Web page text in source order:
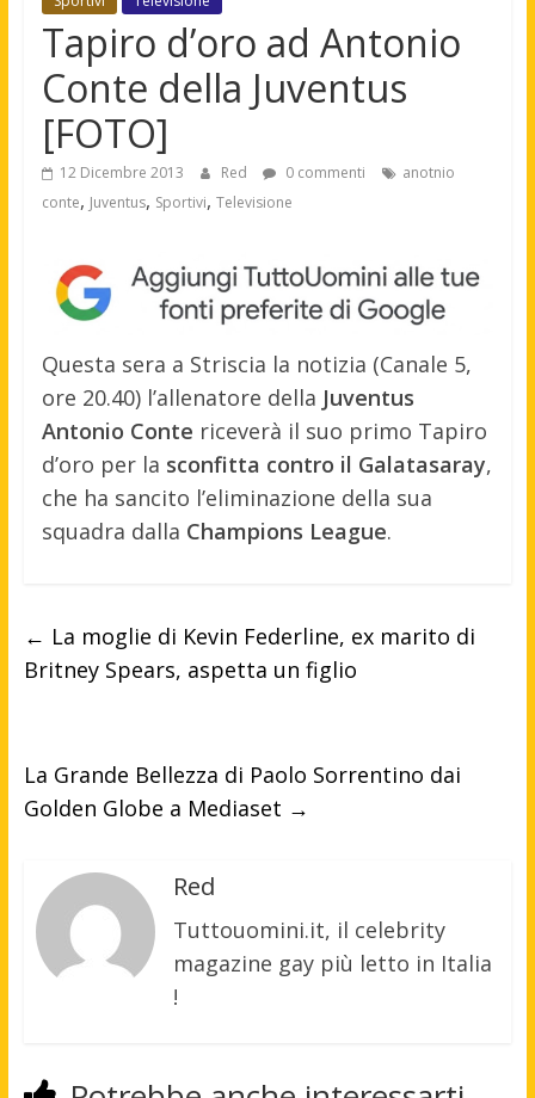
Tapiro d’oro ad Antonio
Conte della Juventus
[FOTO]
12 Dicembre 2013 Red 0 commenti
anotnio
conte, Juventus, Sportivi, Televisione
Questa sera a Striscia la notizia (Canale 5,
ore 20.40) l’allenatore della Juventus
Antonio Conte riceverà il suo primo Tapiro
d’oro per la sconfitta contro il Galatasaray,
che ha sancito l’eliminazione della sua
squadra dalla Champions League.
← La moglie di Kevin Federline, ex marito di
Britney Spears, aspetta un figlio
La Grande Bellezza di Paolo Sorrentino dai
Golden Globe a Mediaset →
Red
Tuttouomini.it, il celebrity
magazine gay più letto in Italia
!